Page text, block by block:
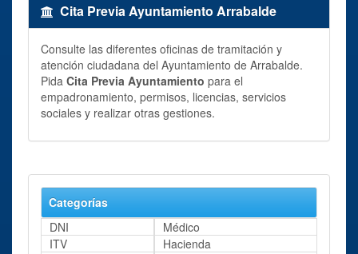
Cita Previa Ayuntamiento Arrabalde
Consulte las diferentes oficinas de tramitación y
atención ciudadana del Ayuntamiento de Arrabalde.
Pida Cita Previa Ayuntamiento para el
empadronamiento, permisos, licencias, servicios
sociales y realizar otras gestiones.
Categorías
DNI
Médico
ITV
Hacienda